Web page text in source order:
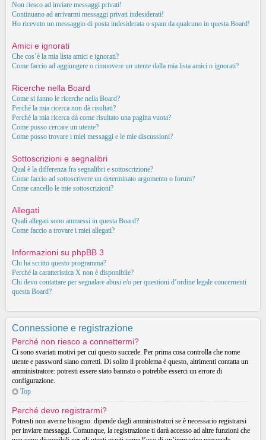
Non riesco ad inviare messaggi privati!
Continuano ad arrivarmi messaggi privati indesiderati!
Ho ricevuto un messaggio di posta indesiderata o spam da qualcuno in questa Board!
Amici e ignorati
Che cos’è la mia lista amici e ignorati?
Come faccio ad aggiungere o rimuovere un utente dalla mia lista amici o ignorati?
Ricerche nella Board
Come si fanno le ricerche nella Board?
Perché la mia ricerca non dà risultati?
Perché la mia ricerca dà come risultato una pagina vuota?
Come posso cercare un utente?
Come posso trovare i miei messaggi e le mie discussioni?
Sottoscrizioni e segnalibri
Qual è la differenza fra segnalibri e sottoscrizione?
Come faccio ad sottoscrivere un determinato argomento o forum?
Come cancello le mie sottoscrizioni?
Allegati
Quali allegati sono ammessi in questa Board?
Come faccio a trovare i miei allegati?
Informazioni su phpBB 3
Chi ha scritto questo programma?
Perché la caratteristica X non è disponibile?
Chi devo contattare per segnalare abusi e/o per questioni d’ordine legale concernenti
questa Board?
Connessione e registrazione
Perché non riesco a connettermi?
Ci sono svariati motivi per cui questo succede. Per prima cosa controlla che nome
utente e password siano corretti. Di solito il problema è questo, altrimenti contatta un
amministratore: potresti essere stato bannato o potrebbe esserci un errore di
configurazione.
Top
Perché devo registrarmi?
Potresti non averne bisogno: dipende dagli amministratori se è necessario registrarsi
per inviare messaggi. Comunque, la registrazione ti darà accesso ad altre funzioni che